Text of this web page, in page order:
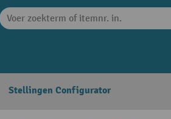
Stellingen Configurator